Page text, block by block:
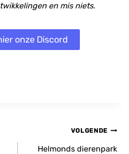
en mis niets.
onze Discord
VOLGENDE
Helmonds dierenpark